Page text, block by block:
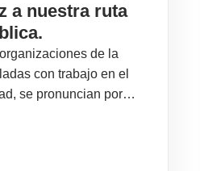
a nuestra ruta
de la
con trabajo en el
se pronuncian por…